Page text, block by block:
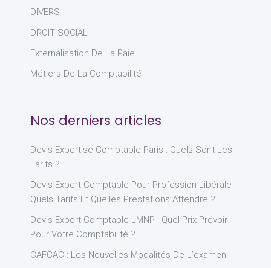
DIVERS
DROIT SOCIAL
Externalisation De La Paie
Métiers De La Comptabilité
Nos derniers articles
Devis Expertise Comptable Paris : Quels Sont Les
Tarifs ?
Devis Expert-Comptable Pour Profession Libérale :
Quels Tarifs Et Quelles Prestations Attendre ?
Devis Expert-Comptable LMNP : Quel Prix Prévoir
Pour Votre Comptabilité ?
CAFCAC : Les Nouvelles Modalités De L’examen